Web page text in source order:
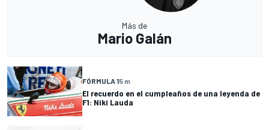
Más de
Mario Galán
FÓRMULA 15 m
El recuerdo en el cumpleaños de una leyenda de
F1: Niki Lauda